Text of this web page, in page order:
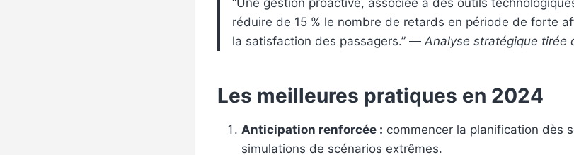
“Une gestion proactive, associée à des outils
réduire de 15 % le nombre de retards en période de forte
la satisfaction des passagers.” —Analyse stratégique tirée
Les meilleures pratiques en 2024
Anticipation renforcée : commencer la planification dès
simulations de scénarios extrêmes.